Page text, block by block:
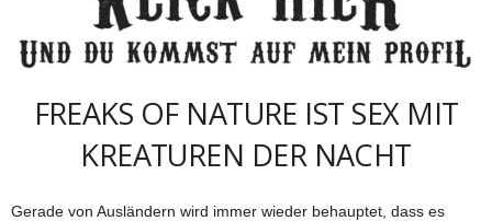
FREAKS OF NATURE IST SEX MIT
KREATUREN DER NACHT
Gerade von Ausländern wird immer wieder behauptet, dass es